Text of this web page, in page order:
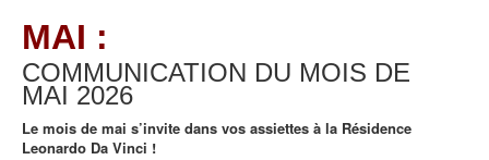
MAI :
COMMUNICATION DU MOIS DE
MAI 2026
Le mois de mai s’invite dans vos assiettes à la Résidence
Leonardo Da Vinci !